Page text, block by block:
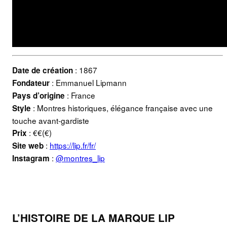
Date de création : 1867
Fondateur : Emmanuel Lipmann
Pays d’origine : France
Style : Montres historiques, élégance française avec une
touche avant-gardiste
Prix : €€(€)
Site web : https://lip.fr/fr/
Instagram : @montres_lip
L’HISTOIRE DE LA MARQUE LIP